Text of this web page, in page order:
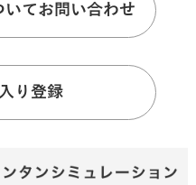
いてお問い合わせ
り登録